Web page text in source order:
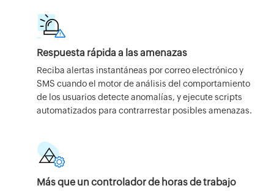
Respuesta rápida a las amenazas
Reciba alertas instantáneas por correo electrónico y
SMS cuando el motor de análisis del comportamiento
de los usuarios detecte anomalías, y ejecute scripts
automatizados para contrarrestar posibles amenazas.
Más que un controlador de horas de trabajo